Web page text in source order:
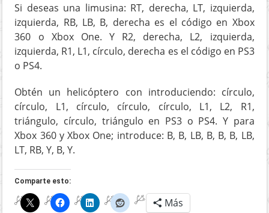
Si deseas una limusina: RT, derecha, LT, izquierda,
izquierda, RB, LB, B, derecha es el código en Xbox
360 o Xbox One. Y R2, derecha, L2, izquierda,
izquierda, R1, L1, círculo, derecha es el código en PS3
o PS4.
Obtén un helicóptero con introduciendo: círculo,
círculo, L1, círculo, círculo, círculo, L1, L2, R1,
triángulo, círculo, triángulo en PS3 o PS4. Y para
Xbox 360 y Xbox One; introduce: B, B, LB, B, B, B, LB,
LT, RB, Y, B, Y.
Comparte esto:
Más